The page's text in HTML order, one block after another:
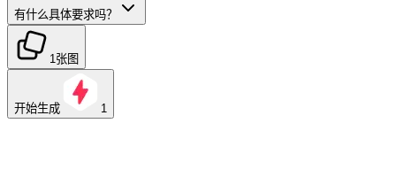
有什么具体要求吗？
1张图
开始生成 1